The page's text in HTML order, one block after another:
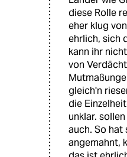
diese Rolle
eher klug
ehrlich, sich
kann ihr
von
gleich'n
die
unklar.
auch. So hat
angemahnt,